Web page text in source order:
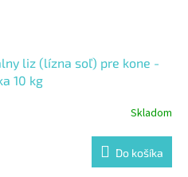
liz (lízna soľ) pre kone -
10 kg
Skladom
Do košíka